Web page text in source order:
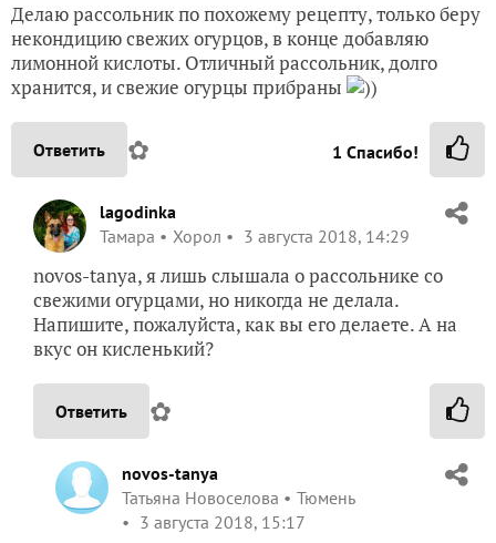
Делаю рассольник по похожему рецепту, только беру
некондицию свежих огурцов, в конце добавляю
лимонной кислоты. Отличный рассольник, долго
хранится, и свежие огурцы прибраны
))
Ответить ✿ 1 Спасибо!
lagodinka
Тамара
Хорол 3 августа 2018, 14:29
novos-tanya, я лишь слышала о рассольнике со
свежими огурцами, но никогда не делала.
Напишите, пожалуйста, как вы его делаете. А на
вкус он кисленький?
Ответить ✿
novos-tanya
Татьяна Новоселова
Тюмень
3 августа 2018, 15:17